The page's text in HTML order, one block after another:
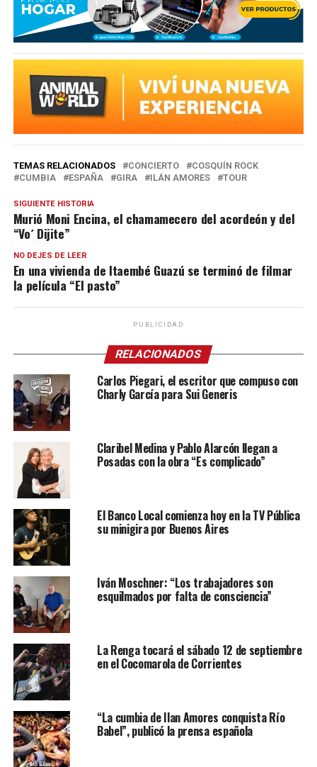
TEMAS RELACIONADOS CONCIERTO
COSQUÍN ROCK
CUMBIA
ESPAÑA GIRA ILÁN AMORES TOUR
SIGUIENTE HISTORIA
Murió Moni Encina, el chamamecero del acordeón y del
“Vo´ Dijite”
NO DEJES DE LEER
En una vivienda de Itaembé Guazú se terminó de filmar
la película “El pasto”
PUBLICIDAD
RELACIONADOS
Carlos Piegari, el escritor que compuso con
Charly García para Sui Generis
Claribel Medina y Pablo Alarcón llegan a
Posadas con la obra “Es complicado”
El Banco Local comienza hoy en la TV Pública
su minigira por Buenos Aires
Iván Moschner: “Los trabajadores son
esquilmados por falta de consciencia”
La Renga tocará el sábado 12 de septiembre
en el Cocomarola de Corrientes
“La cumbia de Ilan Amores conquista Río
Babel”, publicó la prensa española